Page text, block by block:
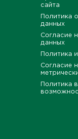
сайта
Политика
данных
Согласие
данных
Политика
Согласие
Политика